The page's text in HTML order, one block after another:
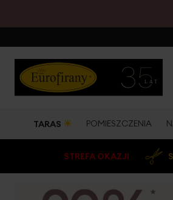
TARAS ☀ POMIESZCZENIA
STREFA OKAZJI